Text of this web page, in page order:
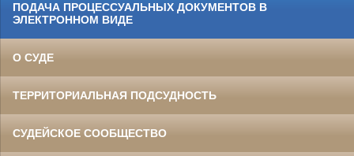
ПОДАЧА ПРОЦЕССУАЛЬНЫХ ДОКУМЕНТОВ В
ЭЛЕКТРОННОМ ВИДЕ
О СУДЕ
ТЕРРИТОРИАЛЬНАЯ ПОДСУДНОСТЬ
СУДЕЙСКОЕ СООБЩЕСТВО